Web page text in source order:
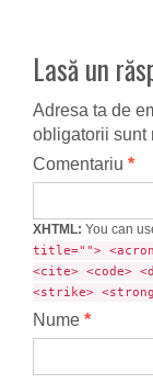
Lasă un
Adresa ta de
obligatorii sunt
Comentariu *
XHTML: You can
title="">
<cite> <code>
<strike>
Nume *